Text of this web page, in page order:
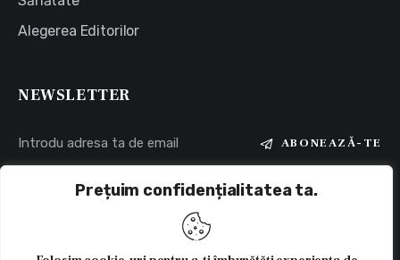
Prețuim confidențialitatea ta.
Alegerea Editorilor
NEWSLETTER
ABONEAZĂ-TE
Sunt de acord ca datele pe care le-am trimis sunt colectate și